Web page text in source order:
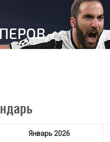
Январь 2026